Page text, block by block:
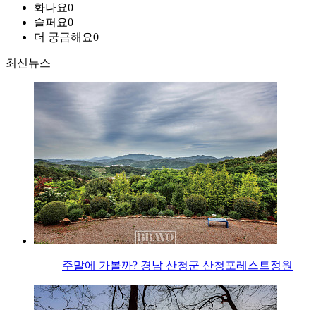
화나요0
슬퍼요0
더 궁금해요0
최신뉴스
주말에 가볼까? 경남 산청군 산청포레스트정원